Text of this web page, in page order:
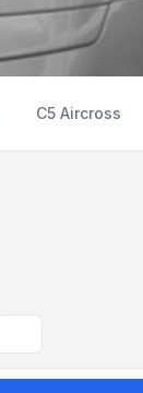
C5 Aircross